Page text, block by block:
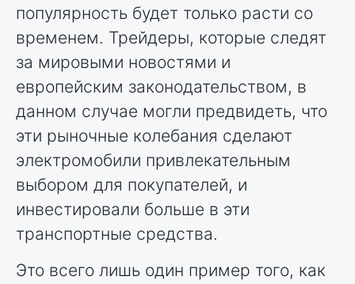
популярность будет только расти со
временем. Трейдеры, которые следят
за мировыми новостями и
европейским законодательством, в
данном случае могли предвидеть, что
эти рыночные колебания сделают
электромобили привлекательным
выбором для покупателей, и
инвестировали больше в эти
транспортные средства.
Это всего лишь один пример того, как